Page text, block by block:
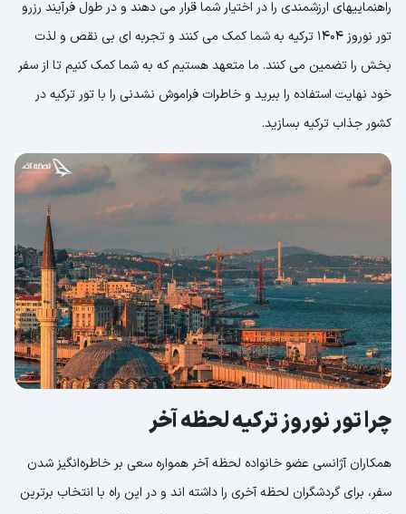
راهنماییهای ارزشمندی را در اختیار شما قرار می دهند و در طول فرآیند رزرو
تور نوروز 1404 ترکیه به شما کمک می کنند و تجربه ای بی نقص و لذت
بخش را تضمین می کنند. ما متعهد هستیم که به شما کمک کنیم تا از سفر
خود نهایت استفاده را ببرید و خاطرات فراموش نشدنی را با تور ترکیه در
کشور جذاب ترکیه بسازید.
چرا تور نوروز ترکیه لحظه آخر
همکاران آژانسی عضو خانواده لحظه آخر همواره سعی بر خاطره‌انگیز شدن
سفر، برای گردشگران لحظه آخری را داشته اند و در این راه با انتخاب برترین